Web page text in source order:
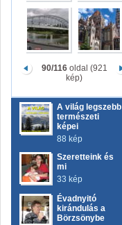
90/116oldal (921
kép)
A világ legszebb
természeti
képei
88 kép
Szeretteink és
mi
33 kép
Évadnyitó
kirándulás a
Börzsönybe